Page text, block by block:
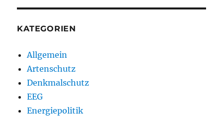
KATEGORIEN
Allgemein
Artenschutz
Denkmalschutz
EEG
Energiepolitik